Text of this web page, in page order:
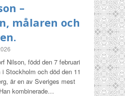
–
målaren och
Nilson, född den 7 februari
Stockholm och död den 11
är en av Sveriges mest
kombinerade…